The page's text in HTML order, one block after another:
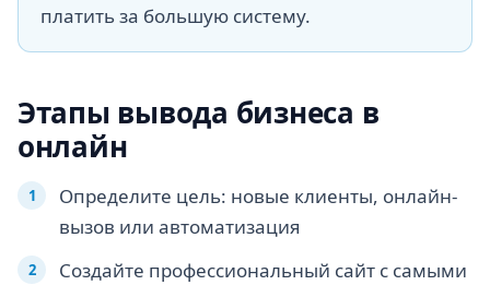
платить за большую систему.
Этапы вывода бизнеса в
онлайн
Определите цель: новые клиенты, онлайн-
вызов или автоматизация
Создайте профессиональный сайт с самыми